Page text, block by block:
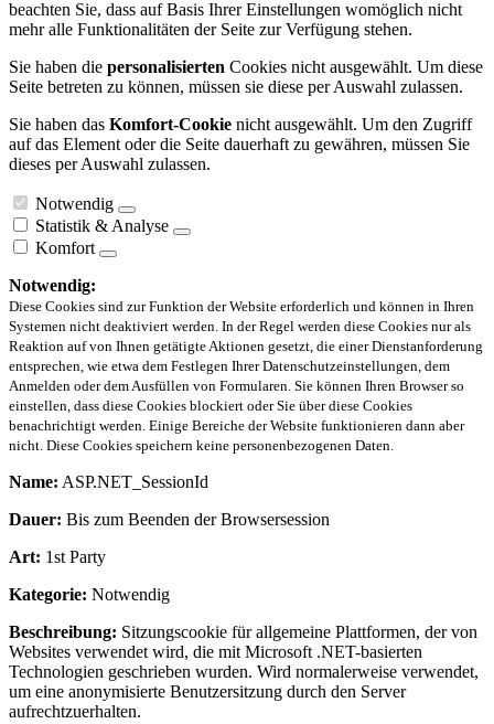
beachten Sie, dass auf Basis Ihrer Einstellungen womöglich nicht
mehr alle Funktionalitäten der Seite zur Verfügung stehen.
Sie haben die personalisierten Cookies nicht ausgewählt. Um diese
Seite betreten zu können, müssen sie diese per Auswahl zulassen.
Sie haben das Komfort-Cookie nicht ausgewählt. Um den Zugriff
auf das Element oder die Seite dauerhaft zu gewähren, müssen Sie
dieses per Auswahl zulassen.
Notwendig
Statistik & Analyse
Komfort
Notwendig:
Diese Cookies sind zur Funktion der Website erforderlich und können in Ihren
Systemen nicht deaktiviert werden. In der Regel werden diese Cookies nur als
Reaktion auf von Ihnen getätigte Aktionen gesetzt, die einer Dienstanforderung
entsprechen, wie etwa dem Festlegen Ihrer Datenschutzeinstellungen, dem
Anmelden oder dem Ausfüllen von Formularen. Sie können Ihren Browser so
einstellen, dass diese Cookies blockiert oder Sie über diese Cookies
benachrichtigt werden. Einige Bereiche der Website funktionieren dann aber
nicht. Diese Cookies speichern keine personenbezogenen Daten.
Name: ASP.NET_SessionId
Dauer: Bis zum Beenden der Browsersession
Art: 1st Party
Kategorie: Notwendig
Beschreibung: Sitzungscookie für allgemeine Plattformen, der von
Websites verwendet wird, die mit Microsoft .NET-basierten
Technologien geschrieben wurden. Wird normalerweise verwendet,
um eine anonymisierte Benutzersitzung durch den Server
aufrechtzuerhalten.